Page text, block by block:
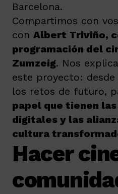
Barcelona.
Compartimos con
con Albert Triviño,
programación del
Zumzeig. Nos
este proyecto:
los retos de futuro,
papel que tienen
digitales y las
cultura
Hacer